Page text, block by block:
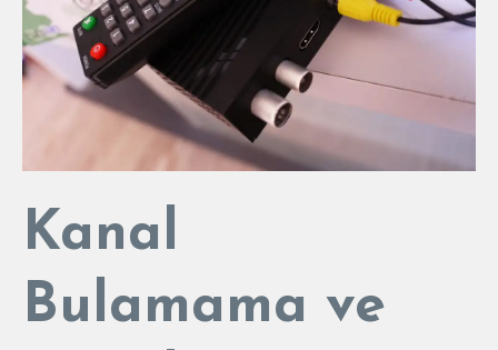
Kanal
Bulamama ve